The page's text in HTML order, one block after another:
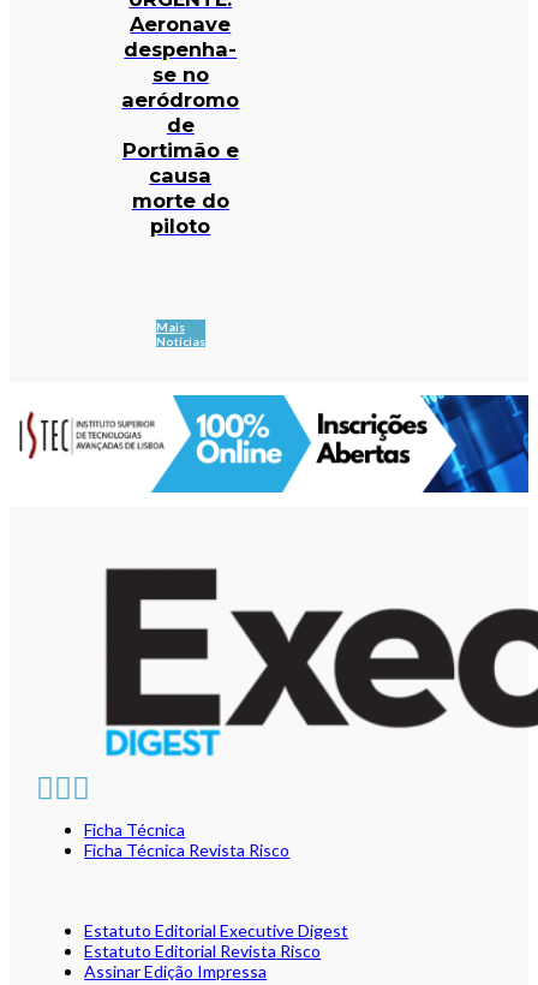
Aeronave
despenha-
se no
aeródromo
de
Portimão e
causa
morte do
piloto
Mais
Notícias
Ficha Técnica
Ficha Técnica Revista Risco
Estatuto Editorial Executive Digest
Estatuto Editorial Revista Risco
Assinar Edição Impressa